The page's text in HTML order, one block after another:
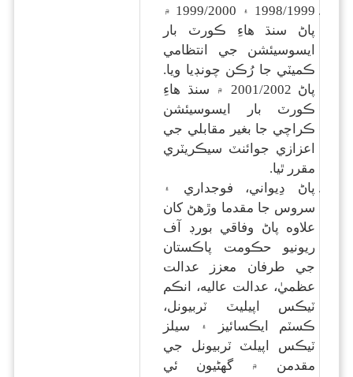
1998/1999 ۽ 1999/2000 ۾
پاڻ سنڌ هاءِ ڪورٽ بار
ايسوسيئشن جي انتظامي
ڪميٽي جا رُڪن چونڊيا ويا.
پاڻ 2001/2002 ۾ سنڌ هاءِ
ڪورٽ بار ايسوسيئشن
ڪراچي جا بغير مقابلي جي
اعزازي جوائنٽ سيڪريٽري
مقرر ٿيا.
پاڻ دِيواني، فوجداري ۽
سروس جا مقدما وڙهڻ کان
علاوه پاڻ وفاقي بورڊ آف
ريونيو حڪومت پاڪستان
جي طرفان معزز عدالت
عظميٰ، عدالت عاليه، انڪم
ٽيڪس اپيليٽ ٽربيونل،
ڪسٽم ايڪسائيز ۽ سيلز
ٽيڪس اپيلٽ ٽربيونل جي
مقدمن ۾ گهڻيون ئي